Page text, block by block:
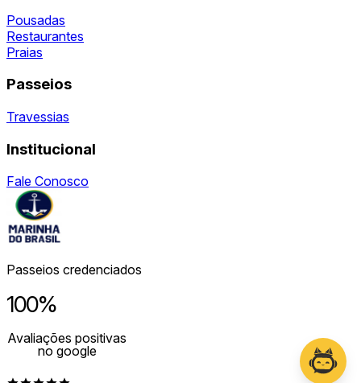
Pousadas
Restaurantes
Praias
Passeios
Travessias
Institucional
Fale Conosco
Passeios credenciados
100%
Avaliações positivas
no google